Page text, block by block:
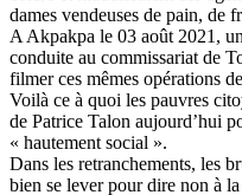
dames vendeuses de pain, de
A Akpakpa le 03 août 2021,
conduite au commissariat de
filmer ces mêmes opérations
Voilà ce à quoi les pauvres
de Patrice Talon aujourd’hui
« hautement social ».
Dans les retranchements, les
bien se lever pour dire non à